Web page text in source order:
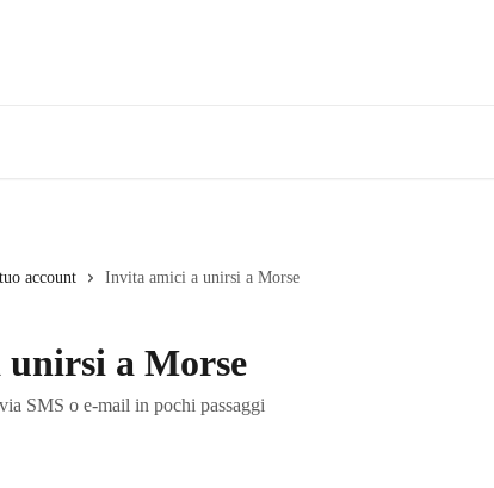
account Invita amici a unirsi a Morse
a Morse
SMS o e-mail in pochi passaggi